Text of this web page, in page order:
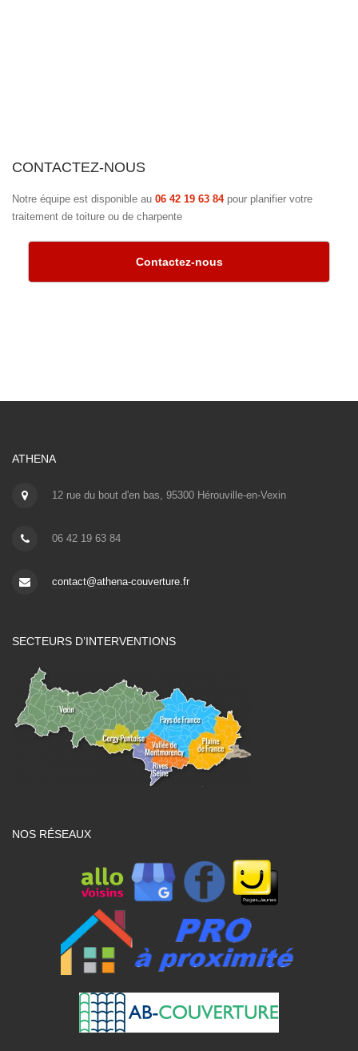
CONTACTEZ-NOUS
Notre équipe est disponible au 06 42 19 63 84pour planifier votre
traitement de toiture ou de charpente
Contactez-nous
ATHENA
12 rue du bout d'en bas, 95300 Hérouville-en-Vexin
06 42 19 63 84
contact@athena-couverture.fr
SECTEURS D’INTERVENTIONS
NOS RÉSEAUX